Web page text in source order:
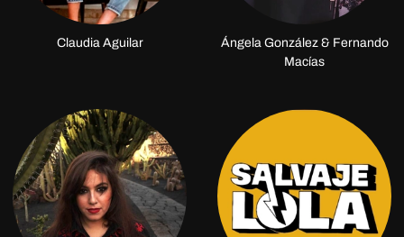
Claudia Aguilar
Ángela González & Fernando
Macías